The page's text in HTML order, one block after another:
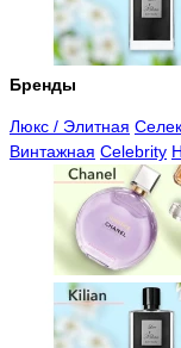
Бренды
Люкс / Элитная
Винтажная Celebrity